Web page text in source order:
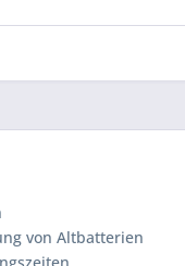
von Altbatterien